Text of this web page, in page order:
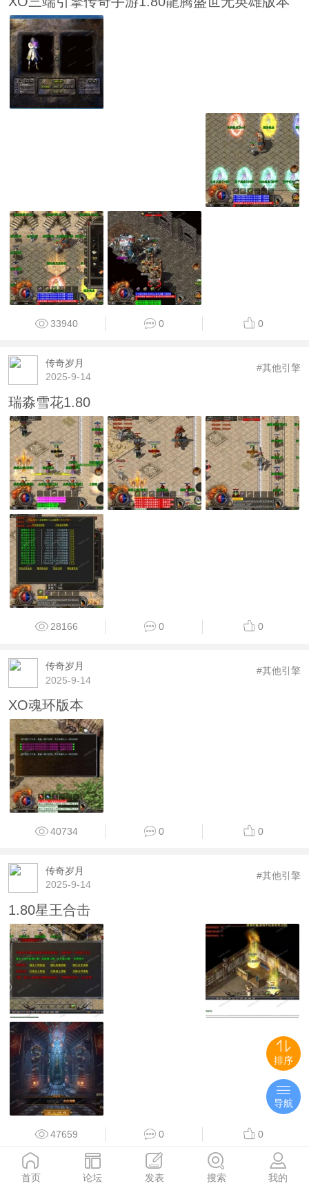
33940 0 0
传奇岁月
2025-9-14
#其他引擎
瑞淼雪花1.80
28166 0 0
传奇岁月
2025-9-14
#其他引擎
XO魂环版本
40734 0 0
传奇岁月
2025-9-14
#其他引擎
1.80星王合击
47659 0 0
传奇岁月
#其他引擎
首页 论坛 发表 搜索 我的
排序
导航